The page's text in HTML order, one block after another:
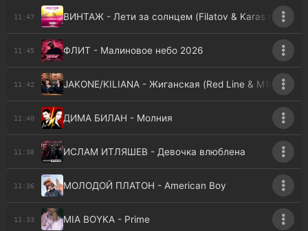
11:47 ВИНТАЖ - Лети за солнцем (Filatov & Karas rmx)
11:45 ФЛИТ - Малиновое небо 2026
11:42 JAKONE/KILIANA - Жиганская (Red Line & M1CH3L P
11:40 ДИМА БИЛАН - Молния
11:38 ИСЛАМ ИТЛЯШЕВ - Девочка влюблена
11:36 МОЛОДОЙ ПЛАТОН - American Boy
11:33 MIA BOYKA - Prime